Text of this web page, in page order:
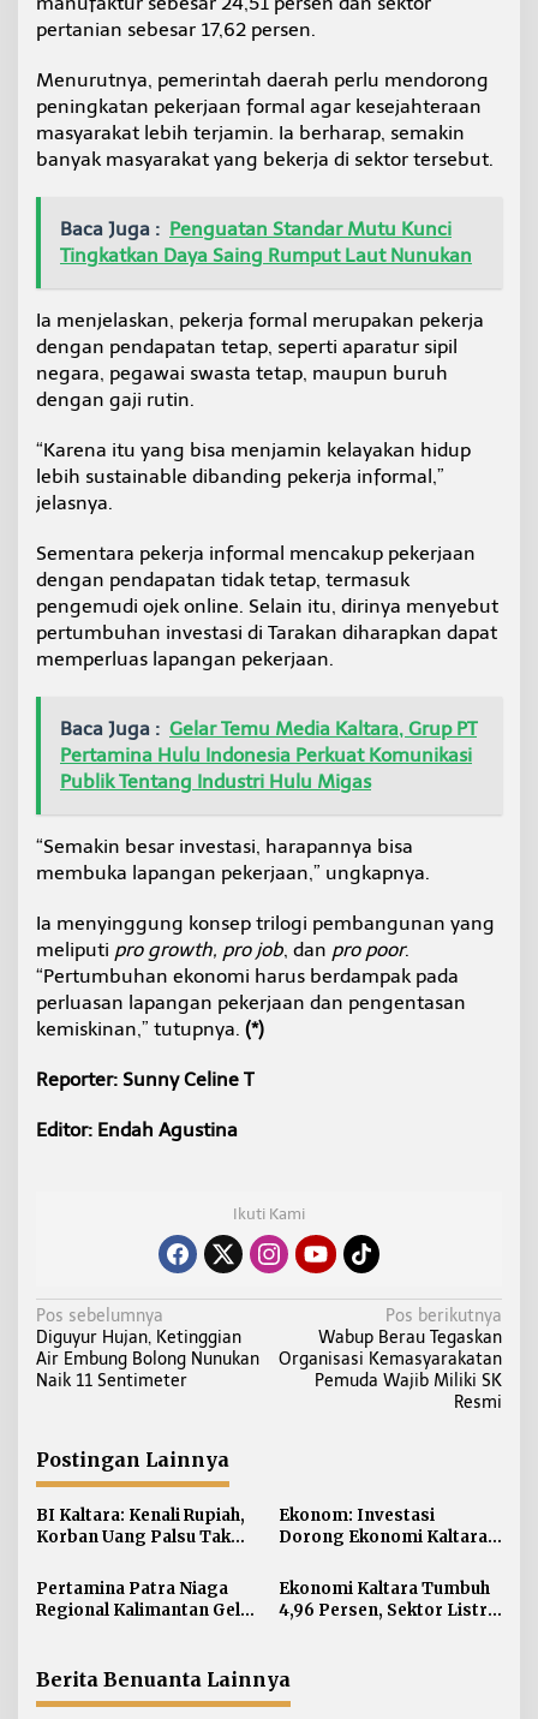
p
T
n
a
g
a
K
j
a
e
r
e
s
pertanian sebesar 17,62 persen.
Menurutnya, pemerintah daerah perlu mendorong
peningkatan pekerjaan formal agar kesejahteraan
masyarakat lebih terjamin. Ia berharap, semakin
banyak masyarakat yang bekerja di sektor tersebut.
Baca Juga : Penguatan Standar Mutu Kunci
Tingkatkan Daya Saing Rumput Laut Nunukan
Ia menjelaskan, pekerja formal merupakan pekerja
dengan pendapatan tetap, seperti aparatur sipil
negara, pegawai swasta tetap, maupun buruh
dengan gaji rutin.
“Karena itu yang bisa menjamin kelayakan hidup
lebih sustainable dibanding pekerja informal,”
jelasnya.
Sementara pekerja informal mencakup pekerjaan
dengan pendapatan tidak tetap, termasuk
pengemudi ojek online. Selain itu, dirinya menyebut
pertumbuhan investasi di Tarakan diharapkan dapat
memperluas lapangan pekerjaan.
Baca Juga : Gelar Temu Media Kaltara, Grup PT
Pertamina Hulu Indonesia Perkuat Komunikasi
Publik Tentang Industri Hulu Migas
“Semakin besar investasi, harapannya bisa
membuka lapangan pekerjaan,” ungkapnya.
Ia menyinggung konsep trilogi pembangunan yang
meliputi pro growth, pro job, dan pro poor.
“Pertumbuhan ekonomi harus berdampak pada
perluasan lapangan pekerjaan dan pengentasan
kemiskinan,” tutupnya. (*)
Reporter: Sunny Celine T
Editor: Endah Agustina
Ikuti Kami
N
a
v
a
s
i
p
o
s
Pos sebelumnya
Diguyur Hujan, Ketinggian
Air Embung Bolong Nunukan
Naik 11 Sentimeter
Pos berikutnya
Wabup Berau Tegaskan
Organisasi Kemasyarakatan
Pemuda Wajib Miliki SK
Resmi
Postingan Lainnya
BI Kaltara: Kenali Rupiah,
Korban Uang Palsu Tak
Ekonom: Investasi
Dorong Ekonomi Kaltara,
Diabaikan
Pertamina Patra Niaga
Regional Kalimantan Gelar
Ekonomi Kaltara Tumbuh
4,96 Persen, Sektor Listrik
Berita Benuanta Lainnya